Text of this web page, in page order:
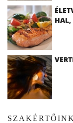
HAL,
SZAKÉRTŐINK